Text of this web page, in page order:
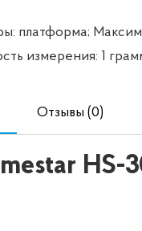
платформа;
измерения: 1
Отзывы (0)
HS-